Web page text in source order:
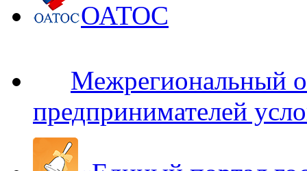
ОАТОС
Межрегиональный
предпринимателей